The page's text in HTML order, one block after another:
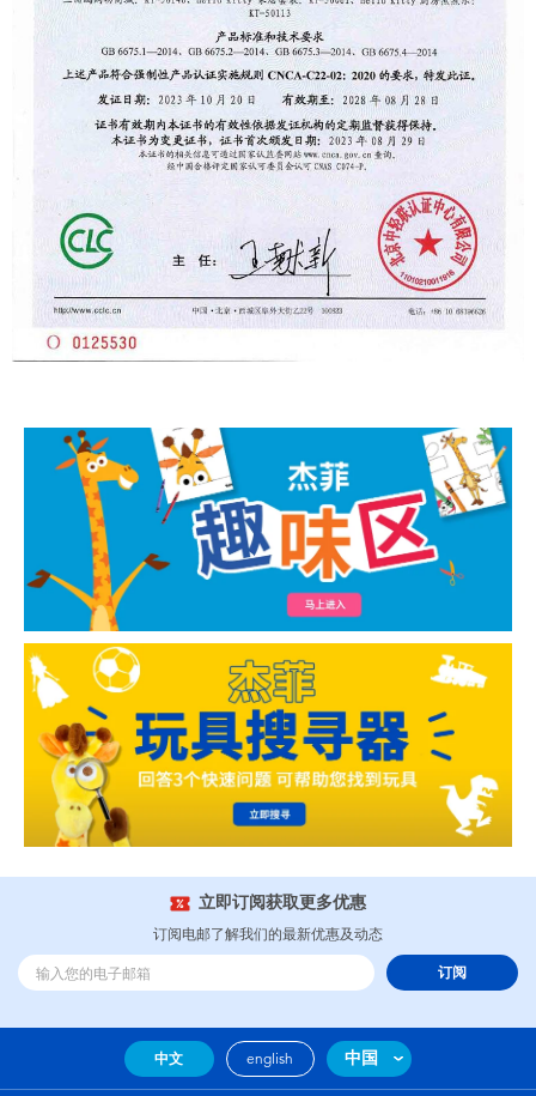
立即订阅获取更多优惠
订阅电邮了解我们的最新优惠及动态
订阅
中文 english 中国